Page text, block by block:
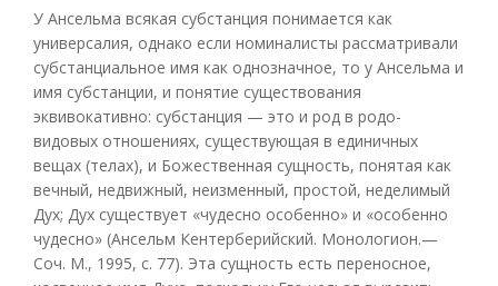
У Ансельма всякая субстанция понимается как
универсалия, однако если номиналисты рассматривали
субстанциальное имя как однозначное, то у Ансельма и
имя субстанции, и понятие существования
эквивокативно: субстанция — это и род в родо-
видовых отношениях, существующая в единичных
вещах (телах), и Божественная сущность, понятая как
вечный, недвижный, неизменный, простой, неделимый
Дух; Дух существует «чудесно особенно» и «особенно
чудесно» (Ансельм Кентерберийский. Монологион.—
Соч. М., 1995, с. 77). Эта сущность есть переносное,